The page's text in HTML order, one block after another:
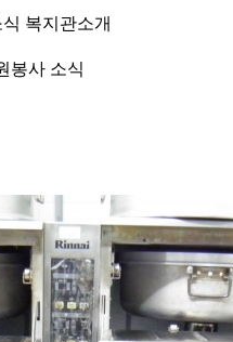
복지관소개
봉사 소식